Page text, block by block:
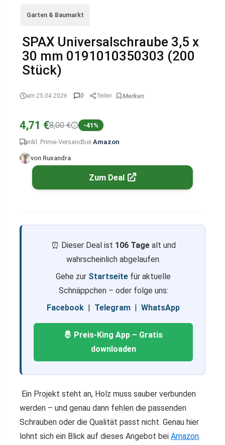
Garten & Baumarkt
SPAX Universalschraube 3,5 x
30 mm 0191010350303 (200
Stück)
am 25.04.2026 0 Teilen
4,71 €8,00 € -41%
inkl. Prime-Versand bei Amazon
von Ruxandra
Zum Deal
⏰ Dieser Deal ist 106 Tagealt und
wahrscheinlich abgelaufen.
Gehe zur Startseite für aktuelle
Schnäppchen – oder folge uns:
Facebook | Telegram | WhatsApp
🤴 Preis-King App – Gratis
downloaden
Ein Projekt steht an, Holz muss sauber verbunden
werden – und genau dann fehlen die passenden
Schrauben oder die Qualität passt nicht. Genau hier
lohnt sich ein Blick auf dieses Angebot bei Amazon.